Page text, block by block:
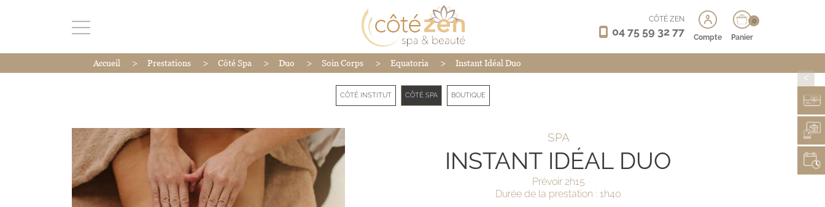
CÔTÉ ZEN
04 75 59 32 77 Compte
0
Panier
>
Accueil > Prestations > Côté Spa > Duo > Soin Corps > Equatoria > Instant Idéal Duo
CÔTÉ INSTITUT CÔTÉ SPA BOUTIQUE
SPA
INSTANT IDÉAL DUO
Prévoir 2h15
Durée de la prestation : 1h40